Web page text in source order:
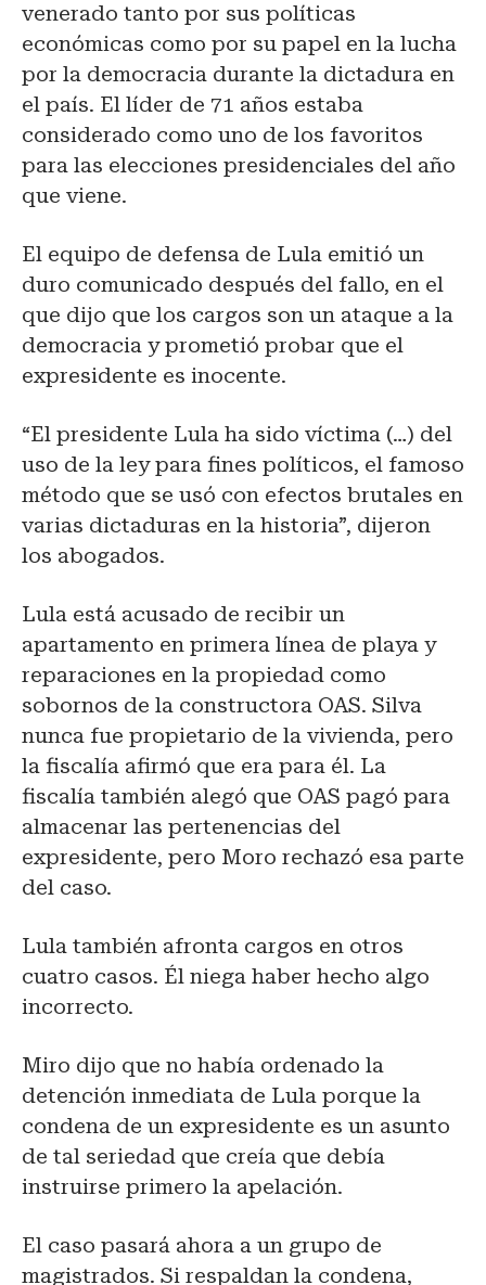
venerado tanto por sus políticas
económicas como por su papel en la lucha
por la democracia durante la dictadura en
el país. El líder de 71 años estaba
considerado como uno de los favoritos
para las elecciones presidenciales del año
que viene.
El equipo de defensa de Lula emitió un
duro comunicado después del fallo, en el
que dijo que los cargos son un ataque a la
democracia y prometió probar que el
expresidente es inocente.
“El presidente Lula ha sido víctima (…) del
uso de la ley para fines políticos, el famoso
método que se usó con efectos brutales en
varias dictaduras en la historia”, dijeron
los abogados.
Lula está acusado de recibir un
apartamento en primera línea de playa y
reparaciones en la propiedad como
sobornos de la constructora OAS. Silva
nunca fue propietario de la vivienda, pero
la fiscalía afirmó que era para él. La
fiscalía también alegó que OAS pagó para
almacenar las pertenencias del
expresidente, pero Moro rechazó esa parte
del caso.
Lula también afronta cargos en otros
cuatro casos. Él niega haber hecho algo
incorrecto.
Miro dijo que no había ordenado la
detención inmediata de Lula porque la
condena de un expresidente es un asunto
de tal seriedad que creía que debía
instruirse primero la apelación.
El caso pasará ahora a un grupo de
magistrados. Si respaldan la condena,